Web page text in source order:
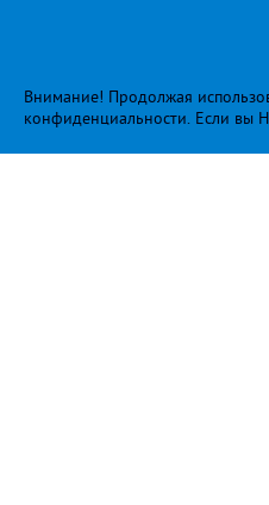
Внимание! Продолжая
конфиденциальности. Если вы